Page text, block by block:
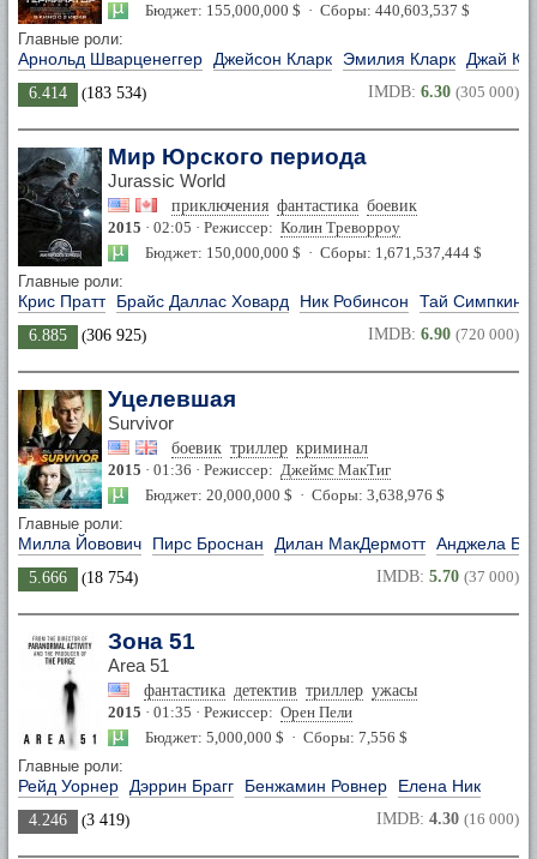
Бюджет: 155,000,000 $ · Сборы: 440,603,537 $
Главные роли:
Арнольд Шварценеггер Джейсон Кларк Эмилия Кларк Джай
6.414 (183 534) IMDB: 6.30 (305 000)
Мир Юрского периода
Jurassic World
приключения фантастика боевик
2015 · 02:05 · Режиссер: Колин Треворроу
Бюджет: 150,000,000 $ · Сборы: 1,671,537,444 $
Главные роли:
Крис Пратт Брайс Даллас Ховард Ник Робинсон Тай Симпкинс
6.885 (306 925) IMDB: 6.90 (720 000)
Уцелевшая
Survivor
боевик триллер криминал
2015 · 01:36 · Режиссер: Джеймс МакТиг
Бюджет: 20,000,000 $ · Сборы: 3,638,976 $
Главные роли:
Милла Йовович Пирс Броснан Дилан МакДермотт Анджела
5.666 (18 754) IMDB: 5.70 (37 000)
Зона 51
Area 51
фантастика детектив триллер ужасы
2015 · 01:35 · Режиссер: Орен Пели
Бюджет: 5,000,000 $ · Сборы: 7,556 $
Главные роли:
Рейд Уорнер Дэррин Брагг Бенжамин Ровнер Елена Ник
4.246 (3 419) IMDB: 4.30 (16 000)